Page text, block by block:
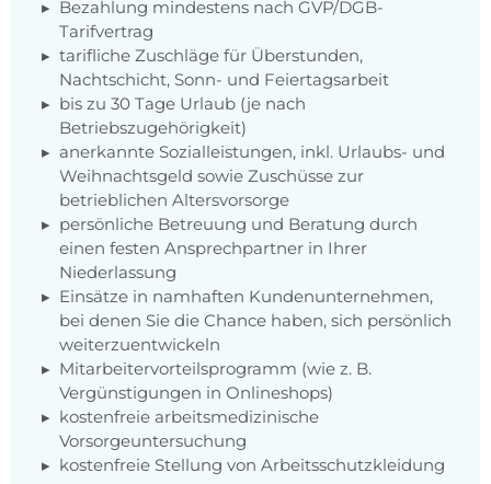
Bezahlung mindestens nach GVP/DGB-
Tarifvertrag
tarifliche Zuschläge für Überstunden,
Nachtschicht, Sonn- und Feiertagsarbeit
bis zu 30 Tage Urlaub (je nach
Betriebszugehörigkeit)
anerkannte Sozialleistungen, inkl. Urlaubs- und
Weihnachtsgeld sowie Zuschüsse zur
betrieblichen Altersvorsorge
persönliche Betreuung und Beratung durch
einen festen Ansprechpartner in Ihrer
Niederlassung
Einsätze in namhaften Kundenunternehmen,
bei denen Sie die Chance haben, sich persönlich
weiterzuentwickeln
Mitarbeitervorteilsprogramm (wie z. B.
Vergünstigungen in Onlineshops)
kostenfreie arbeitsmedizinische
Vorsorgeuntersuchung
kostenfreie Stellung von Arbeitsschutzkleidung